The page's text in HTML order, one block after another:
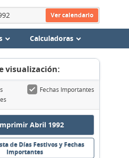
Ver calendario
Calculadoras
visualización:
Fechas Importantes
Abril 1992
de Días Festivos y Fechas
Importantes